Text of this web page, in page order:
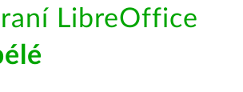
LibreOffice